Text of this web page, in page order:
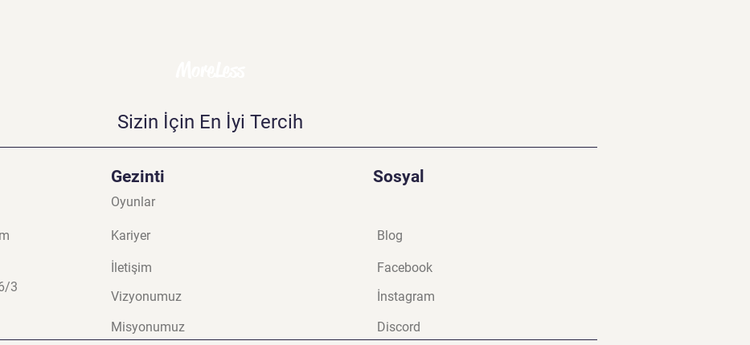
Sizin İçin En İyi Tercih
3
Gezinti
Oyunlar
Kariyer
İletişim
Vizyonumuz
Misyonumuz
Sosyal
Blog
Facebook
İnstagram
Discord